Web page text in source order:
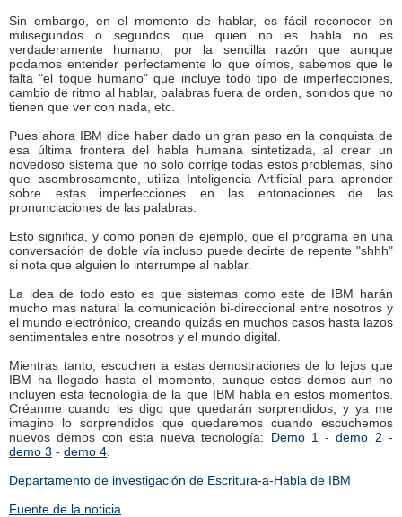
Sin embargo, en el momento de hablar, es fácil reconocer en
milisegundos o segundos que quien no es habla no es
verdaderamente humano, por la sencilla razón que aunque
podamos entender perfectamente lo que oímos, sabemos que le
falta "el toque humano" que incluye todo tipo de imperfecciones,
cambio de ritmo al hablar, palabras fuera de orden, sonidos que no
tienen que ver con nada, etc.
Pues ahora IBM dice haber dado un gran paso en la conquista de
esa última frontera del habla humana sintetizada, al crear un
novedoso sistema que no solo corrige todas estos problemas, sino
que asombrosamente, utiliza Inteligencia Artificial para aprender
sobre estas imperfecciones en las entonaciones de las
pronunciaciones de las palabras.
Esto significa, y como ponen de ejemplo, que el programa en una
conversación de doble vía incluso puede decirte de repente "shhh"
si nota que alguien lo interrumpe al hablar.
La idea de todo esto es que sistemas como este de IBM harán
mucho mas natural la comunicación bi-direccional entre nosotros y
el mundo electrónico, creando quizás en muchos casos hasta lazos
sentimentales entre nosotros y el mundo digital.
Mientras tanto, escuchen a estas demostraciones de lo lejos que
IBM ha llegado hasta el momento, aunque estos demos aun no
incluyen esta tecnología de la que IBM habla en estos momentos.
Créanme cuando les digo que quedarán sorprendidos, y ya me
imagino lo sorprendidos que quedaremos cuando escuchemos
nuevos demos con esta nueva tecnología: Demo 1 -demo 2 -
demo 3 - demo 4
Departamento de investigación de Escritura-a-Habla de IBM
Fuente de la noticia